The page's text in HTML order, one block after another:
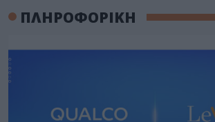
ΠΛΗΡΟΦΟΡΙΚΗ